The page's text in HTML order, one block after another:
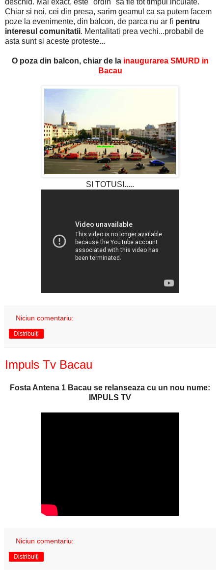
Chiar si noi, cei din presa, sarim geamul ca sa putem facem
poze la evenimente, din balcon, de parca nu ar fi pentru
interesul comunitatii. Mentalitati prea vechi...probabil de
asta sunt si aceste proteste...
O poza din balcon, chiar de lainaugurarea SMURD in
Bacau
SI TOTUSI.....
Niciun comentariu:
Distribuiți
Impuls Tv Bacau
Fosta Antena 1 Bacau se relanseaza cu un nou nume:
IMPULS TV
Niciun comentariu:
Distribuiți